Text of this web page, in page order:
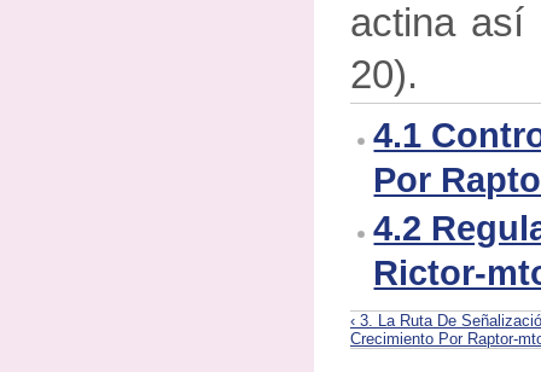
actina así
20).
4.1
Por
4.2
Rictor-
‹ 3. La Ruta De
Crecimiento Por Raptor-